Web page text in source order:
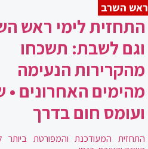
ראש השרב
התחזית לימי ראש
וגם לשבת: תשכחו
מהקרירות הנעימה
מהימים האחרונים •
ועומס חום בדרך
התחזית המעודכנת והמפורטת ביותר